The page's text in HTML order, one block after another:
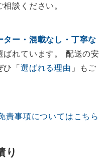
談ください。
ター・混載なし・丁寧な
ばれています。 配送の安
ひ「選ばれる理由 」もご
責事項についてはこちら
り